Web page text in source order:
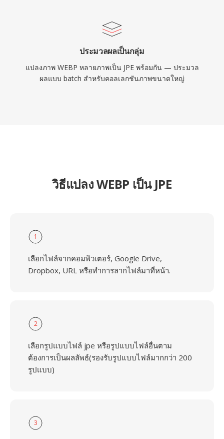
ประมวลผลเป็นกลุ่ม
แปลงภาพ WEBP หลายภาพเป็น JPE พร้อมกัน — ประมวล
ผลแบบ batch สำหรับคอลเลกชันภาพขนาดใหญ่
วิธีแปลง WEBP เป็น JPE
1
เลือกไฟล์จากคอมพิวเตอร์, Google Drive,
Dropbox, URL หรือทำการลากไฟล์มาที่หน้า.
2
เลือกรูปแบบไฟล์ jpe หรือรูปแบบไฟล์อื่นตาม
ต้องการเป็นผลลัพธ์(รองรับรูปแบบไฟล์มากกว่า 200
รูปแบบ)
3